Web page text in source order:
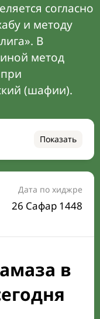
согласно
и методу
В
метод
(шафии).
Показать
Дата по хиджре
26 Сафар 1448
в